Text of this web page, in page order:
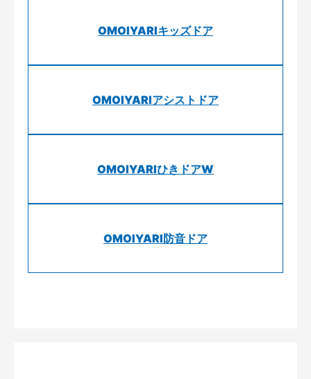
OMOIYARIキッズドア
OMOIYARIアシストドア
OMOIYARIひきドアW
OMOIYARI防音ドア